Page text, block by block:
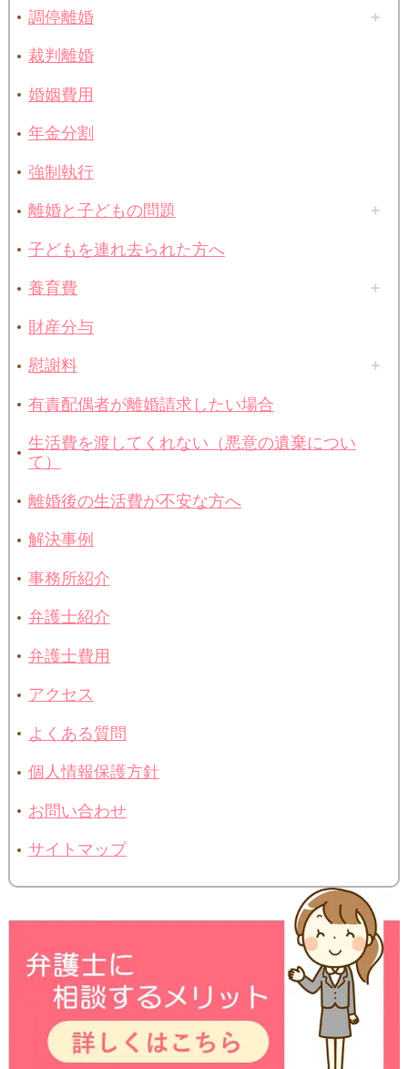
調停離婚
裁判離婚
婚姻費用
年金分割
強制執行
離婚と子どもの問題
子どもを連れ去られた方へ
養育費
財産分与
慰謝料
有責配偶者が離婚請求したい場合
生活費を渡してくれない（悪意の遺棄につい
て）
離婚後の生活費が不安な方へ
解決事例
事務所紹介
弁護士紹介
弁護士費用
アクセス
よくある質問
個人情報保護方針
お問い合わせ
サイトマップ